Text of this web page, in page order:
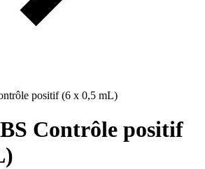
positif (6 x 0,5 mL)
Contrôle positif